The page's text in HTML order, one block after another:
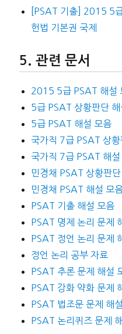
[PSAT 기출] 2015 5
헌법 기본권 국제
관련 문서
2015 5급 PSAT 해설
5급 PSAT 상황판단 해
5급 PSAT 해설 모음
국가직 7급 PSAT 상
국가직 7급 PSAT 해설
민경채 PSAT 상황판
민경채 PSAT 해설 모
PSAT 기출 해설 모음
PSAT 명제 논리 문제
PSAT 정언 논리 문제
정언 논리 공부 자료
PSAT 추론 문제 해설
PSAT 강화 약화 문제
PSAT 법조문 문제 해
PSAT 논리퀴즈 문제